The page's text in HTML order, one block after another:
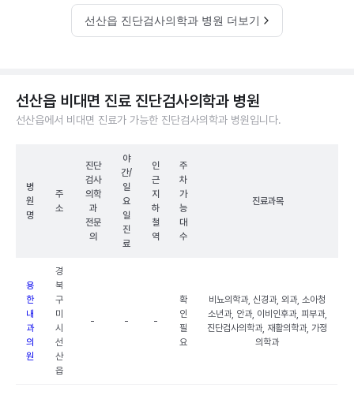
선산읍 진단검사의학과 병원 더보기
선산읍 비대면 진료 진단검사의학과 병원
선산읍에서 비대면 진료가 가능한 진단검사의학과 병원입니다.
병
원
명
주
소
진단
검사
의학
과
전문
의
야
간/
일
요
일
진
료
인
근
지
하
철
역
주
차
가
능
대
수
진료과목
용
한
내
과
의
원
경
북
구
미
시
선
산
읍
- - -
확
인
필
요
비뇨의학과, 신경과, 외과, 소아청
소년과, 안과, 이비인후과, 피부과,
진단검사의학과, 재활의학과, 가정
의학과